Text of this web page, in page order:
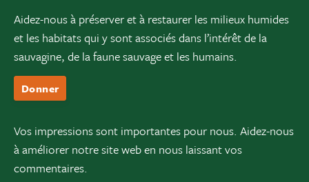
Aidez-nous à préserver et à restaurer les milieux humides
et les habitats qui y sont associés dans l’intérêt de la
sauvagine, de la faune sauvage et les humains.
Donner
Vos impressions sont importantes pour nous. Aidez-nous
à améliorer notre site web en nous laissant vos
commentaires.